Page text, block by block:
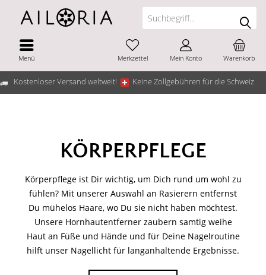
Kostenloser Versand weltweit! Keine Zollgebühren für die Schweiz
Menü Warenkorb
Merkzettel Mein Konto
KÖRPERPFLEGE
Körperpflege ist Dir wichtig, um Dich rund um wohl zu
fühlen? Mit unserer Auswahl an Rasierern entfernst
Du mühelos Haare, wo Du sie nicht haben möchtest.
Unsere Hornhautentferner zaubern samtig weihe
Haut an Füße und Hände und für Deine Nagelroutine
hilft unser Nagellicht für langanhaltende Ergebnisse.